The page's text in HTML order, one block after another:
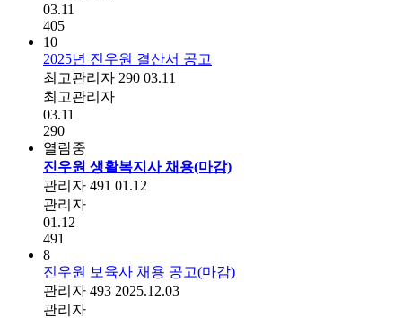
03.11
405
10
2025년 진우원 결산서 공고
최고관리자 290 03.11
최고관리자
03.11
290
열람중
진우원 생활복지사 채용(마감)
관리자 491 01.12
관리자
01.12
491
8
진우원 보육사 채용 공고(마감)
관리자 493 2025.12.03
관리자